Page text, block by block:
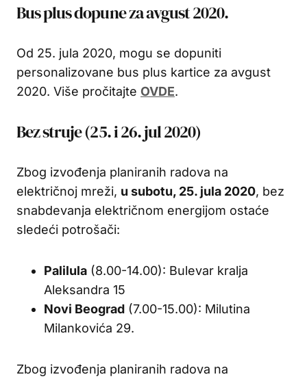
Bus plus dopune za avgust 2020.
Od 25. jula 2020, mogu se dopuniti
personalizovane bus plus kartice za avgust
2020. Više pročitajte OVDE.
Bez struje (25. i 26. jul 2020)
Zbog izvođenja planiranih radova na
električnoj mreži, u subotu, 25. jula 2020, bez
snabdevanja električnom energijom ostaće
sledeći potrošači:
Palilula (8.00-14.00): Bulevar kralja
Aleksandra 15
Novi Beograd (7.00-15.00): Milutina
Milankovića 29.
Zbog izvođenja planiranih radova na